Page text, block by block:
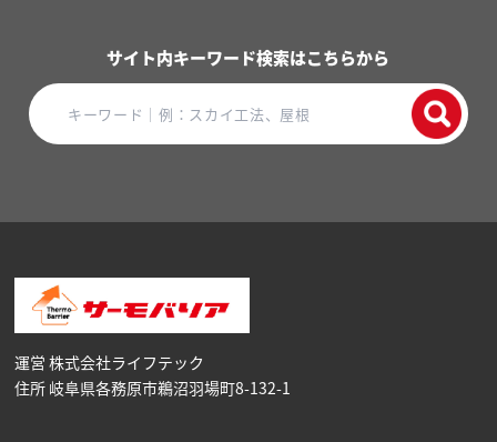
サイト内キーワード検索はこちらから
運営 株式会社ライフテック
住所 岐阜県各務原市鵜沼⽻場町8-132-1